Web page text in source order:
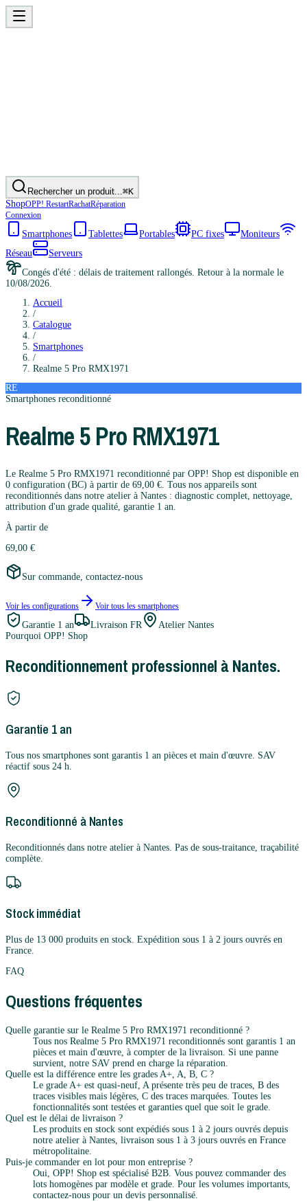
Rechercher un produit...⌘K
ShopOPP! RestartRachatRéparation
Connexion
Smartphones Tablettes Portables PC fixes
Moniteurs
Réseau
Serveurs
Congés d'été : délais de traitement rallongés. Retour à la normale le
10/08/2026.
Accueil
/
Catalogue
/
Smartphones
/
Realme 5 Pro RMX1971
RE
Smartphones reconditionné
Realme5 Pro RMX1971
Le Realme 5 Pro RMX1971 reconditionné par OPP! Shop est disponible en
0 configuration (BC) à partir de 69,00 €. Tous nos appareils sont
reconditionnés dans notre atelier à Nantes : diagnostic complet, nettoyage,
attribution d'un grade qualité, garantie 1 an.
À partir de
69,00 €
Sur commande, contactez-nous
Voir les configurations Voir tous les smartphones
Garantie 1 an Livraison FR
Atelier Nantes
Pourquoi OPP! Shop
Reconditionnement professionnel à Nantes.
Garantie 1 an
Tous nos smartphones sont garantis 1 an pièces et main d'œuvre. SAV
réactif sous 24 h.
Reconditionné à Nantes
Reconditionnés dans notre atelier à Nantes. Pas de sous-traitance, traçabilité
complète.
Stock immédiat
Plus de 13 000 produits en stock. Expédition sous 1 à 2 jours ouvrés en
France.
FAQ
Questions fréquentes
Quelle garantie sur le Realme 5 Pro RMX1971 reconditionné ?
Tous nos Realme 5 Pro RMX1971 reconditionnés sont garantis 1 an
pièces et main d'œuvre, à compter de la livraison. Si une panne
survient, notre SAV prend en charge la réparation.
Quelle est la différence entre les grades A+, A, B, C ?
Le grade A+ est quasi-neuf, A présente très peu de traces, B des
traces visibles mais légères, C des traces marquées. Toutes les
fonctionnalités sont testées et garanties quel que soit le grade.
Quel est le délai de livraison ?
Les produits en stock sont expédiés sous 1 à 2 jours ouvrés depuis
notre atelier à Nantes, livraison sous 1 à 3 jours ouvrés en France
métropolitaine.
Puis-je commander en lot pour mon entreprise ?
Oui, OPP! Shop est spécialisé B2B. Vous pouvez commander des
lots homogènes par modèle et grade. Pour les volumes importants,
contactez-nous pour un devis personnalisé.